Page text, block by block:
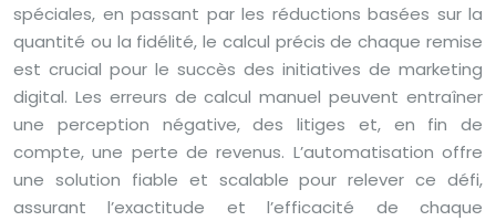
spéciales, en passant par les réductions basées sur la
quantité ou la fidélité, le calcul précis de chaque remise
est crucial pour le succès des initiatives de marketing
digital. Les erreurs de calcul manuel peuvent entraîner
une perception négative, des litiges et, en fin de
compte, une perte de revenus. L’automatisation offre
une solution fiable et scalable pour relever ce défi,
assurant l’exactitude et l’efficacité de chaque